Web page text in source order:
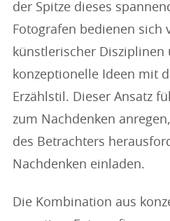
der Spitze dieses
Fotografen bedienen sich
künstlerischer Disziplinen
konzeptionelle Ideen mit
Erzählstil. Dieser Ansatz
zum Nachdenken
des Betrachters
Nachdenken einladen.
Die Kombination aus